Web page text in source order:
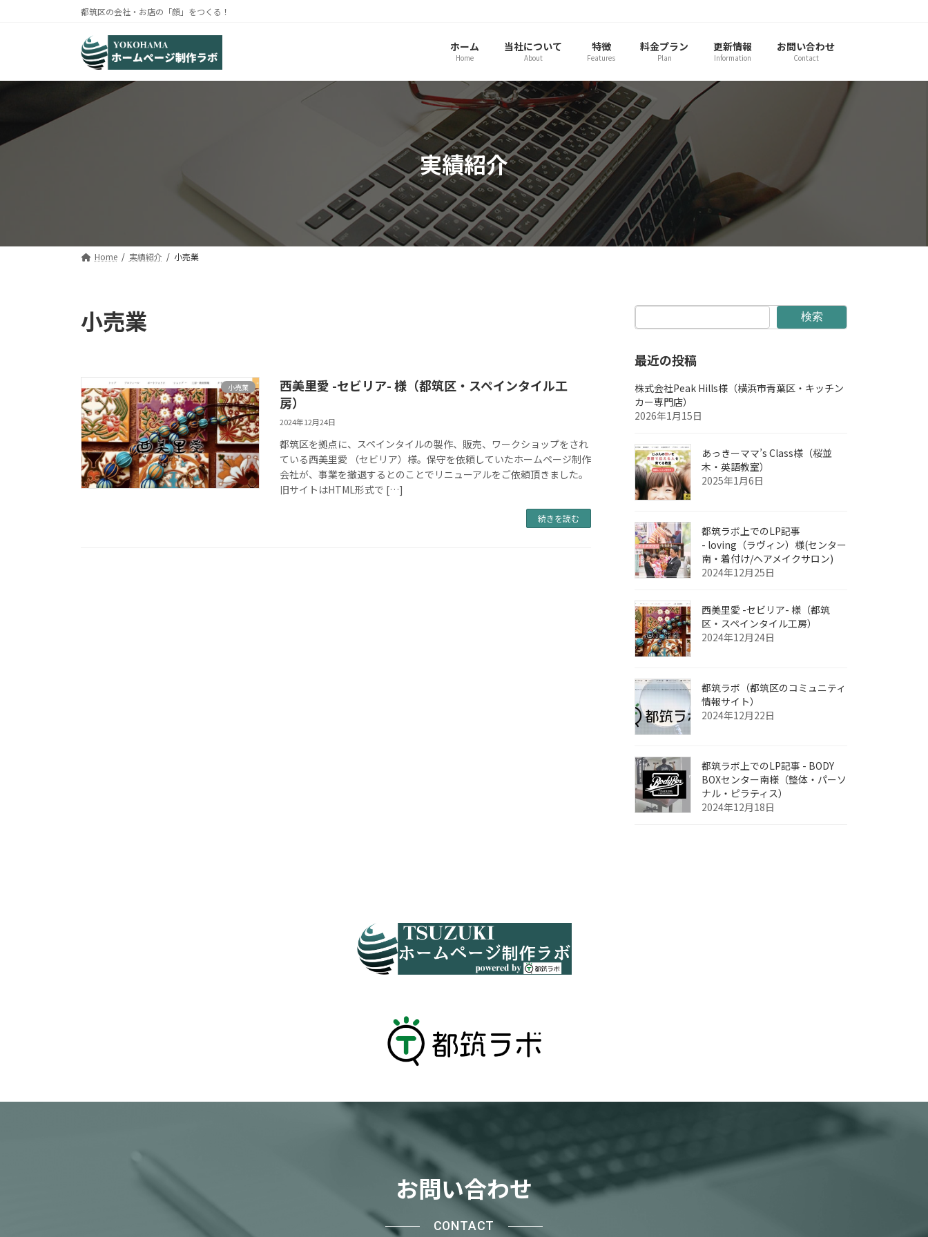
ッ
移
都筑区の会社・お店の「顔」をつくる！
ホーム
Home
当社について
About
特徴
Features
料金プラン
Plan
更新情報
Information
お問い合わせ
Contact
実績紹介
Home 実績紹介 小売業
小売業
小売業
西美里愛 -セビリア- 様（都筑区・スペインタイル工
房）
2024年12月24日
都筑区を拠点に、スペインタイルの製作、販売、ワークショップをされ
ている西美里愛 （セビリア）様。保守を依頼していたホームページ制作
会社が、事業を撤退するとのことでリニューアルをご依頼頂きました。
旧サイトはHTML形式で […]
続きを読む
検索
最近の投稿
株式会社Peak Hills様（横浜市青葉区・キッチン
カー専門店）
2026年1月15日
あっきーママ’s Class様（桜並
木・英語教室）
2025年1月6日
都筑ラボ上でのLP記事
- loving（ラヴィン）様(センター
南・着付け/ヘアメイクサロン)
2024年12月25日
西美里愛 -セビリア- 様（都筑
区・スペインタイル工房）
2024年12月24日
都筑ラボ（都筑区のコミュニティ
情報サイト）
2024年12月22日
都筑ラボ上でのLP記事 - BODY
BOXセンター南様（整体・パーソ
ナル・ピラティス）
2024年12月18日
お問い合わせ
CONTACT